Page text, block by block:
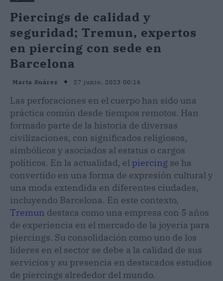
Piercings de calidad y
seguridad; Tremun, expertos
en piercing con sede en
Barcelona
Marta Suárez 27 junio, 2023 00:16
Las perforaciones en el cuerpo han sido una
práctica común desde tiempos remotos. Han
formado parte de la historia de diversas
civilizaciones, con significados religiosos,
simbólicos y asociados al estatus o cargos
políticos. En la actualidad, el piercing se ha
convertido en una forma de expresión cultural y
una moda extendida en diferentes ciudades,
incluyendo Barcelona. En este contexto,
Tremun destaca como una empresa con 5 años
de experiencia en el mercado de la joyería para
piercings. Su consolidación como uno de los
líderes en el sector se debe a la calidad de sus
servicios y su presencia en destacados estudios
de piercings alrededor del mundo.